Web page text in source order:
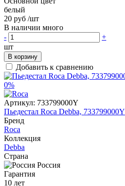
белый
20 руб /шт
В наличии много
-
+
шт
В корзину
Добавить к сравнению
0%
Артикул: 733799000Y
Пьедестал Roca Debba, 733799000Y
Бренд
Roca
Коллекция
Debba
Страна
Россия
Гарантия
10 лет